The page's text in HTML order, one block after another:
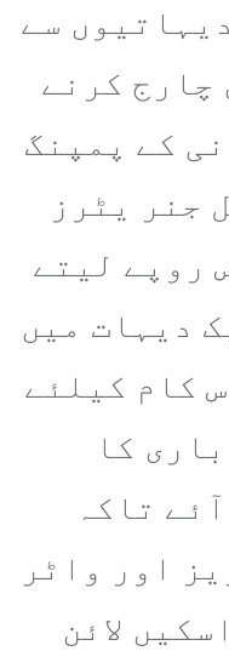
سے
چارج کرنے
کے پمپنگ
جنر یٹرز
روپے لیتے
دیہات میں
کام کیلئے
کا
تاکہ
اور واٹر
لائن